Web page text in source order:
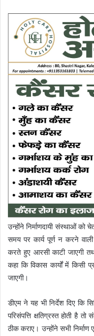
उन्होंने निर्माणदायी संस्थाओं
समय पर कार्य पूर्ण न करने
करते हुए आरसी काटी जाएगी
कहा कि विकास कार्यों में किसी
जाएगी।
डीएम ने यह भी निर्देश दिए कि
परिसंपत्ति क्षतिग्रस्त होती है
ठीक कराए। उन्होंने सभी निर्माण